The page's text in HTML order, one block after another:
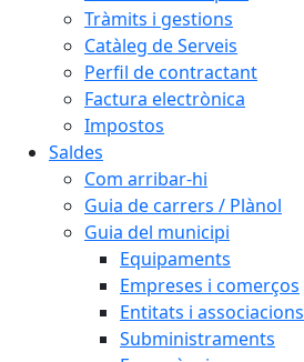
Tràmits i gestions
Catàleg de Serveis
Perfil de contractant
Factura electrònica
Impostos
Saldes
Com arribar-hi
Guia de carrers / Plànol
Guia del municipi
Equipaments
Empreses i comerços
Entitats i associacions
Subministraments